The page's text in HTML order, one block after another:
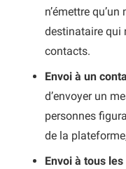
n’émettre
destinataire qui
contacts.
Envoi à un
d’envoyer un
personnes
de la
Envoi à tous